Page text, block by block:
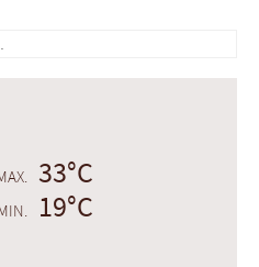
33°C
19°C